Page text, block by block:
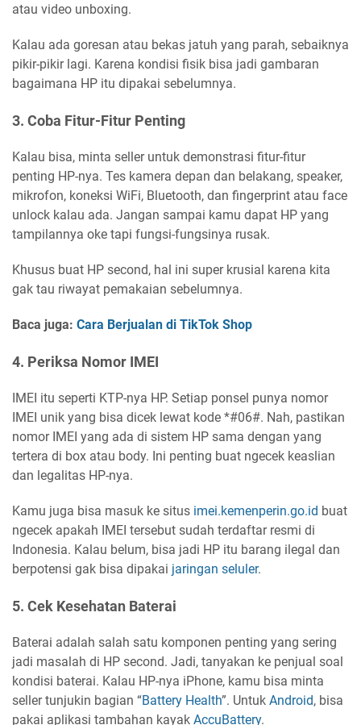
atau video unboxing.
Kalau ada goresan atau bekas jatuh yang parah, sebaiknya
pikir-pikir lagi. Karena kondisi fisik bisa jadi gambaran
bagaimana HP itu dipakai sebelumnya.
3. Coba Fitur-Fitur Penting
Kalau bisa, minta seller untuk demonstrasi fitur-fitur
penting HP-nya. Tes kamera depan dan belakang, speaker,
mikrofon, koneksi WiFi, Bluetooth, dan fingerprint atau face
unlock kalau ada. Jangan sampai kamu dapat HP yang
tampilannya oke tapi fungsi-fungsinya rusak.
Khusus buat HP second, hal ini super krusial karena kita
gak tau riwayat pemakaian sebelumnya.
Baca juga: Cara Berjualan di TikTok Shop
4. Periksa Nomor IMEI
IMEI itu seperti KTP-nya HP. Setiap ponsel punya nomor
IMEI unik yang bisa dicek lewat kode *#06#. Nah, pastikan
nomor IMEI yang ada di sistem HP sama dengan yang
tertera di box atau body. Ini penting buat ngecek keaslian
dan legalitas HP-nya.
Kamu juga bisa masuk ke situs imei.kemenperin.go.id buat
ngecek apakah IMEI tersebut sudah terdaftar resmi di
Indonesia. Kalau belum, bisa jadi HP itu barang ilegal dan
berpotensi gak bisa dipakai jaringan seluler.
5. Cek Kesehatan Baterai
Baterai adalah salah satu komponen penting yang sering
jadi masalah di HP second. Jadi, tanyakan ke penjual soal
kondisi baterai. Kalau HP-nya iPhone, kamu bisa minta
seller tunjukin bagian “Battery Health”. Untuk Android, bisa
pakai aplikasi tambahan kayak AccuBattery.